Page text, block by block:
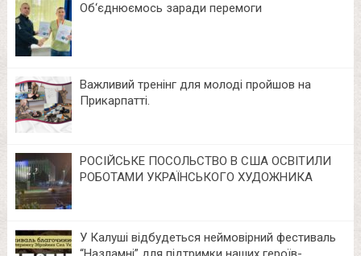
Об‘єднюємось заради перемоги
Важливий тренінг для молоді пройшов на
Прикарпатті.
РОСІЙСЬКЕ ПОСОЛЬСТВО В США ОСВІТИЛИ
РОБОТАМИ УКРАЇНСЬКОГО ХУДОЖНИКА
У Калуші відбудеться неймовірний фестиваль